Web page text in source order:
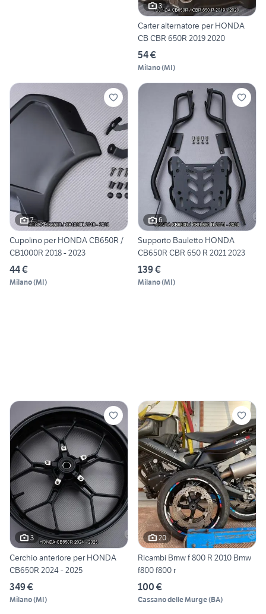
3
Carter alternatore per HONDA
CB CBR 650R 2019 2020
54 €
Milano(MI)
7
Cupolino per HONDA CB650R /
CB1000R 2018 - 2023
44 €
Milano(MI)
6
Supporto Bauletto HONDA
CB650R CBR 650 R 2021 2023
139 €
Milano(MI)
3
Cerchio anteriore per HONDA
CB650R 2024 - 2025
349 €
Milano(MI)
20
Ricambi Bmw f 800 R 2010 Bmw
f800 f800 r
100 €
Cassano delle Murge(BA)